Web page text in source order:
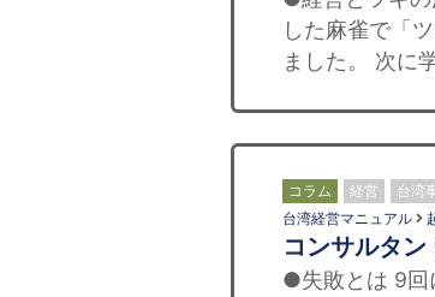
した麻雀で「
ました。 次に
コラム 経営 台湾
台湾経営マニュアル
コンサルタン
●失敗とは 9回